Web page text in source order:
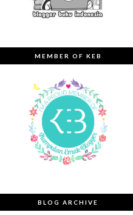
MEMBER OF KEB
BLOG ARCHIVE